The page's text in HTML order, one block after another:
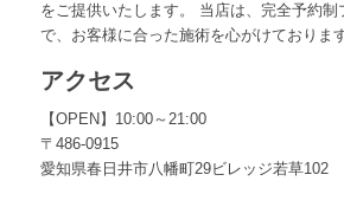
をご提供いたします。 当店は、完全予約制
で、お客様に合った施術を心がけております
アクセス
【OPEN】10:00～21:00
〒486-0915
愛知県春日井市八幡町29ビレッジ若草102